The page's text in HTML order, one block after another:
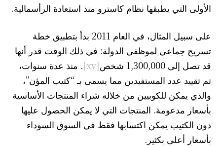
الأولى التي يطبقها نظام كاسترو منذ استعادة الرأسمالية.
على سبيل المثال، في العام 2011 بدأ بتطبيق خطة
تسريح جماعي لموظفي الدولة: في ذلك الوقت قدر أنها
قد تصل إلى 1,300,000 شخص
[xv]
. منذ عدة سنوات،
تم تقييد عدد المستفيدين مما يسمى بـ “كتيب المؤن”،
والذي يمكن للكوبيين من خلاله شراء المنتجات الأساسية
بأسعار مدعومة. المنتجات التي لا يمكن الحصول عليها
دون الكتيب يمكن اكتسابها فقط في السوق السوداء
بأسعار أعلى بكثير.